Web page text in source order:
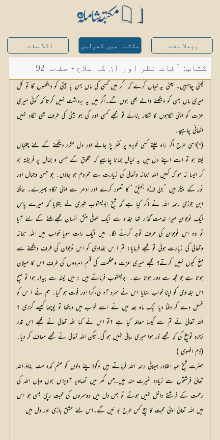
پچھلا صفحہ مکتبہ میں کھولیں اگلا صفحہ
کتاب: آفات نظر اور ان کا علاج - صفحہ 92
لینی چاہییں۔ یعنی یہ خیال کرے کہ اگر میں کسی کی ماں بہن یا بیٹی کو دیکھوں گا تو کل
میری ماں بہن کو دیکھنے والے بھی ہوں گے۔اگر میں یہ برداشت نہیں کرتا کہ کوئی میری
عزت کو اپنی نگاہوں کا شکار بنائے تو مجھے کسی اور کی بہو بیٹی کی طرف بھی نگاہ نہیں
اٹھانی چاہیے۔
(۶)اسی طرح اگر راہ چلتے کسی خوبرو پر نظر پڑ جائے اور دل مکرر دیکھنے کے لئے چٹکیاں
لیتا ہو تو اسے اپنے دل میں یہ خیال جمانا چاہیے کہ مخلوق کے حسن و جمال پر فریفتہ ہو
کر ایسا نہ ہو کہ کہیں اللہ سبحانہ وتعالیٰ کی زیارت سے محروم ہو جاؤں۔ جو حسن وجمال اور
نور کے پیکر ہیں ’’إِنَّ اﷲَ جَمِیْلٌ ‘‘کا تصور کرے اور ادھر سے اپنی نگاہ پھیرلے۔ حافظ
ابن جوزی رحمہ اللہ نے ذکر کیا ہے کہ شیخ ابویعقوب طبری نے بتلایا کہ میرے پاس
ایک نوجوان میرا خدمت گذار تھا بغداد سے ایک صوفی منش انسان مجھے ملنے کے لئے آیا
تو وہ اس نوجوان کی طرف توجہ کرنے لگا۔ میں ایک رات سویا خواب میں اللہ سبحانہ
وتعالیٰ کی زیارت ہوئی تو مجھے فرمایا: تم ا س بغدادی کو اس نوجوان کی طرف دیکھنے سے
منع کیوں نہیں کرتے؟ مجھے میری عزت وعظمت کی قسم،امردوں کی طرف اس کا میلان
ہوتا ہے جو مجھ سے دور ہوتا ہے۔ ابویعقوب فرماتے ہیں : میں نیند سے بیدار ہوا تو صبح
اس بغدادی کو اپنا خواب سنایا اس نے سرد آہ لی،گرا اور فوت ہو گیا۔ ہم نے ا س کو
غسل دے کر دفنا دیا ایک ماہ بعد میں نے اسے خواب میں دیکھا تو پوچھا کیسے گزری ؟
اللہ تعالیٰ نے تم سے کیسا معاملہ کیا ہے ؟تو اس نے کہا اللہ تعالیٰ نے مجھے اس قدر
زجرو توبیخ کی کہ مجھے ڈر ہوا میری رہائی نہیں ہو گی۔لیکن اللہ تعالیٰ نے مجھے معاف کر دیا۔
(ذم الھوی )
حضرت شیخ عبد القادر جیلانی رحمہ اللہ فرماتے ہیں لوگو!اپنے دلوں کو صنم کدہ مت بناؤ،اللہ
تعالیٰ فرشتوں سے زیادہ غیرت مند ہیں۔جس گھر میں تصاویر آویزاں ہوں وہاں اللہ کی
رحمت کے فرشتے داخل نہیں ہوتے تو جس دل میں دوسروں کی محبت رچی بسی ہو اس
میں اللہ تعالیٰ اپنی محبت کا بیج کس طرح بو ئیں گے۔اس لئے عشق بازی اور دل میں